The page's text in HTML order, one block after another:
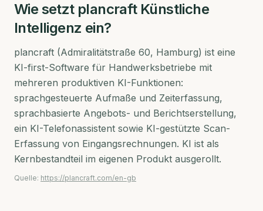
Wie setzt plancraftKünstliche
Intelligenz ein?
plancraft (Admiralitätstraße 60, Hamburg) ist eine
KI-first-Software für Handwerksbetriebe mit
mehreren produktiven KI-Funktionen:
sprachgesteuerte Aufmaße und Zeiterfassung,
sprachbasierte Angebots- und Berichtserstellung,
ein KI-Telefonassistent sowie KI-gestützte Scan-
Erfassung von Eingangsrechnungen. KI ist als
Kernbestandteil im eigenen Produkt ausgerollt.
Quelle: https://plancraft.com/en-gb